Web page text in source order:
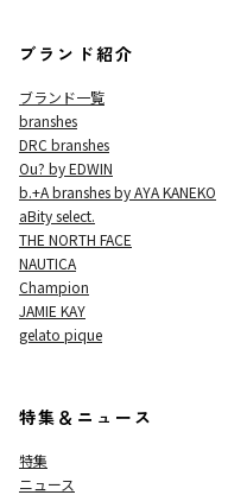
ブランド紹介
ブランド一覧
branshes
DRC branshes
Ou? by EDWIN
b.+A branshes by AYA KANEKO
aBity select.
THE NORTH FACE
NAUTICA
Champion
JAMIE KAY
gelato pique
特集＆ニュース
特集
ニュース